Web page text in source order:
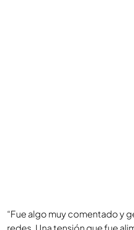
“Fue algo muy comentado y
redes. Una tensión que fue